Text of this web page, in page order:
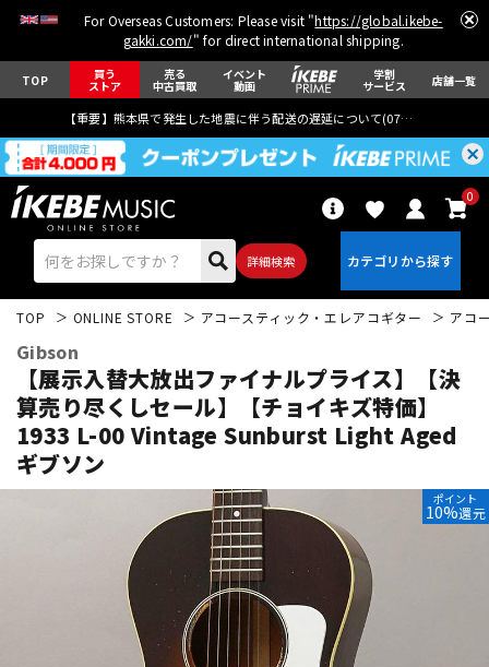
For Overseas Customers: Please visit "https://global.ikebe-
gakki.com/" for direct international shipping.
TOP 買う
ストア
売る
中古買取
イベント
動画
学割
サービス 店舗一覧
【重要】熊本県で発生した地震に伴う配送の遅延について(07月29日
詳細検索
0
エレキギター アコギ/エレアコ
ウクレレ
ドラム パーカッション
TOP ONLINE STORE アコースティック・エレアコギター アコ
Gibson
【展示入替大放出ファイナルプライス】【決
算売り尽くしセール】【チョイキズ特価】
1933 L-00 Vintage Sunburst Light Aged
ギブソン
ポイント
10%還元